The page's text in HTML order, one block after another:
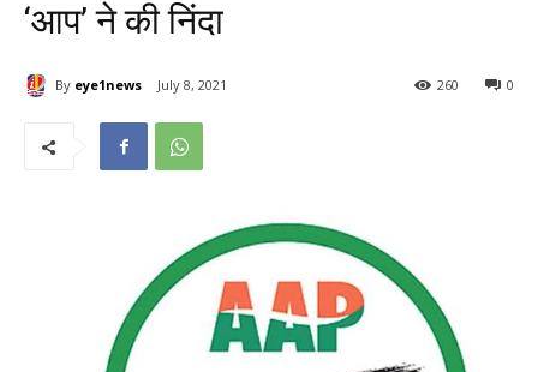
‘आप’ ने की निंदा
By eye1news July 8, 2021 0
260